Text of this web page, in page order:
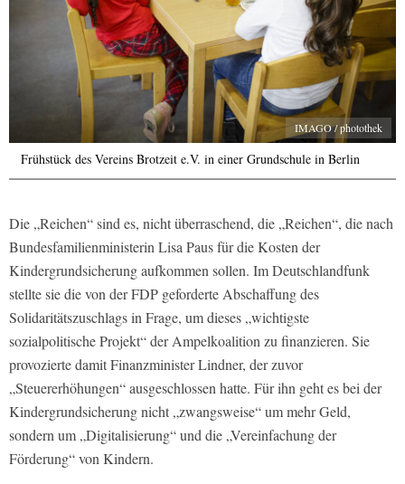
IMAGO / photothek
Frühstück des Vereins Brotzeit e.V. in einer Grundschule in Berlin
Die „Reichen“ sind es, nicht überraschend, die „Reichen“, die nach
Bundesfamilienministerin Lisa Paus für die Kosten der
Kindergrundsicherung aufkommen sollen. Im Deutschlandfunk
stellte sie die von der FDP geforderte Abschaffung des
Solidaritätszuschlags in Frage, um dieses „wichtigste
sozialpolitische Projekt“ der Ampelkoalition zu finanzieren. Sie
provozierte damit Finanzminister Lindner, der zuvor
„Steuererhöhungen“ ausgeschlossen hatte. Für ihn geht es bei der
Kindergrundsicherung nicht „zwangsweise“ um mehr Geld,
sondern um „Digitalisierung“ und die „Vereinfachung der
Förderung“ von Kindern.